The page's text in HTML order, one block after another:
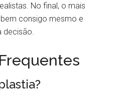
No final, o mais
consigo mesmo e